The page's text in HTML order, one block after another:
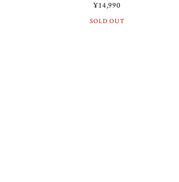
¥14,990
SOLD OUT